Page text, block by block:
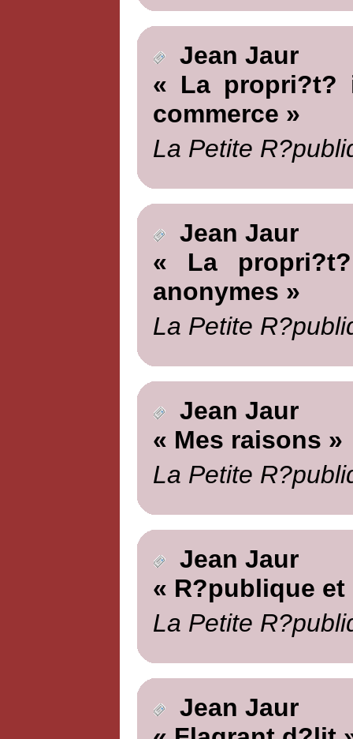
Jean Jaur
« La propri?t?
commerce »
La Petite
Jean Jaur
« La
anonymes »
La Petite
Jean Jaur
« Mes raisons »
La Petite
Jean Jaur
« R?publique
La Petite
Jean Jaur